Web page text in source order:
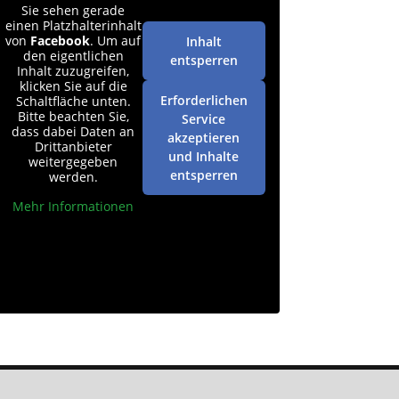
Sie sehen gerade
einen Platzhalterinhalt
von Facebook. Um auf
den eigentlichen
Inhalt zuzugreifen,
klicken Sie auf die
Schaltfläche unten.
Bitte beachten Sie,
dass dabei Daten an
Drittanbieter
weitergegeben
werden.
Mehr Informationen
Inhalt
entsperren
Erforderlichen
Service
akzeptieren
und Inhalte
entsperren